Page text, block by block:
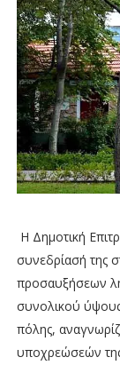
Η Δημοτική
συνεδρίασή της
προσαυξήσεων
συνολικού
πόλης,
υποχρεώσεών